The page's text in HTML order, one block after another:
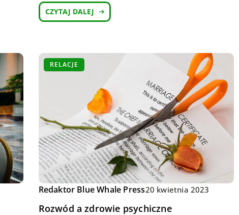
CZYTAJ DALEJ
RELACJE
Redaktor Blue Whale Press20 kwietnia 2023
Rozwód a zdrowie psychiczne